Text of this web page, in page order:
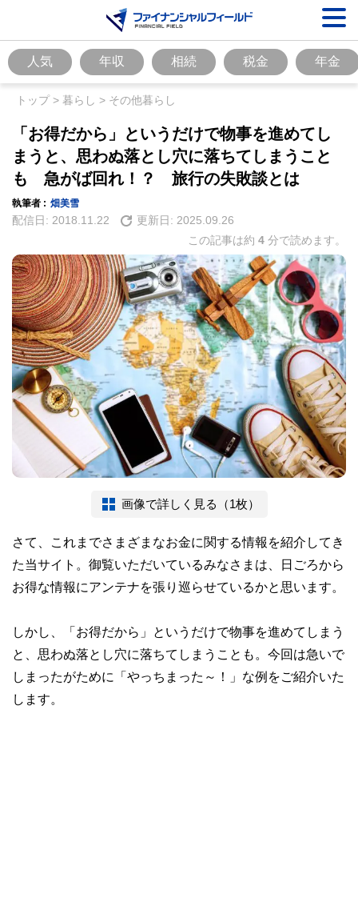
人気 年収 相続 税金 年金
トップ> 暮らし > その他暮らし
「お得だから」というだけで物事を進めてし
まうと、思わぬ落とし穴に落ちてしまうこと
も 急がば回れ！？ 旅行の失敗談とは
執筆者 : 畑美雪
配信日: 2018.11.22 更新日: 2025.09.26
この記事は約 4 分で読めます。
画像で詳しく見る（1枚）
さて、これまでさまざまなお金に関する情報を紹介してき
た当サイト。御覧いただいているみなさまは、日ごろから
お得な情報にアンテナを張り巡らせているかと思います。
しかし、「お得だから」というだけで物事を進めてしまう
と、思わぬ落とし穴に落ちてしまうことも。今回は急いで
しまったがために「やっちまった～！」な例をご紹介いた
します。